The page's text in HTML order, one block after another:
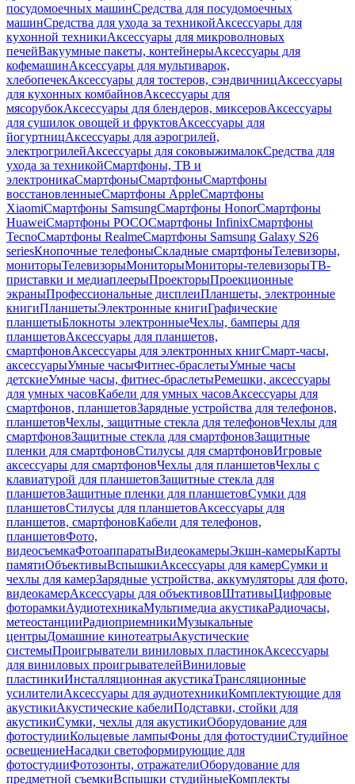
посудомоечных машинСредства для посудомоечных
машинСредства для ухода за техникойАксессуары для
кухонной техникиАксессуары для микроволновых
печейВакуумные пакеты, контейнерыАксессуары для
кофемашинАксессуары для мультиварок,
хлебопечекАксессуары для тостеров, сэндвичницАксессуары
для кухонных комбайновАксессуары для
мясорубокАксессуары для блендеров, миксеровАксессуары
для сушилок овощей и фруктовАксессуары для
йогуртницАксессуары для аэрогрилей,
электрогрилейАксессуары для соковыжималокСредства для
ухода за техникойСмартфоны, ТВ и
электроникаСмартфоныСмартфоныСмартфоны
восстановленныеСмартфоны AppleСмартфоны
XiaomiСмартфоны SamsungСмартфоны HonorСмартфоны
HuaweiСмартфоны POCOСмартфоны InfinixСмартфоны
TecnoСмартфоны RealmeСмартфоны Samsung Galaxy S26
seriesКнопочные телефоныСкладные смартфоныТелевизоры,
мониторыТелевизорыМониторыМониторы-телевизорыТВ-
приставки и медиаплеерыПроекторыПроекционные
экраныПрофессиональные дисплеиПланшеты, электронные
книгиПланшетыЭлектронные книгиГрафические
планшетыБлокноты электронныеЧехлы, бамперы для
планшетовАксессуары для планшетов,
смартфоновАксессуары для электронных книгСмарт-часы,
аксессуарыУмные часыФитнес-браслетыУмные часы
детскиеУмные часы, фитнес-браслетыРемешки, аксессуары
для умных часовКабели для умных часовАксессуары для
смартфонов, планшетовЗарядные устройства для телефонов,
планшетовЧехлы, защитные стекла для телефоновЧехлы для
смартфоновЗащитные стекла для смартфоновЗащитные
пленки для смартфоновСтилусы для смартфоновИгровые
аксессуары для смартфоновЧехлы для планшетовЧехлы с
клавиатурой для планшетовЗащитные стекла для
планшетовЗащитные пленки для планшетовСумки для
планшетовСтилусы для планшетовАксессуары для
планшетов, смартфоновКабели для телефонов,
планшетовФото,
видеосъемкаФотоаппаратыВидеокамерыЭкшн-камерыКарты
памятиОбъективыВспышкиАксессуары для камерСумки и
чехлы для камерЗарядные устройства, аккумуляторы для фото,
видеокамерАксессуары для объективовШтативыЦифровые
фоторамкиАудиотехникаМультимедиа акустикаРадиочасы,
метеостанцииРадиоприемникиМузыкальные
центрыДомашние кинотеатрыАкустические
системыПроигрыватели виниловых пластинокАксессуары
для виниловых проигрывателейВиниловые
пластинкиИнсталляционная акустикаТрансляционные
усилителиАксессуары для аудиотехникиКомплектующие для
акустикиАкустические кабелиПодставки, стойки для
акустикиСумки, чехлы для акустикиОборудование для
фотостудииКольцевые лампыФоны для фотостудииСтудийное
освещениеНасадки светоформирующие для
фотостудииФотозонты, отражателиОборудование для
предметной съемкиВспышки студийныеКомплекты